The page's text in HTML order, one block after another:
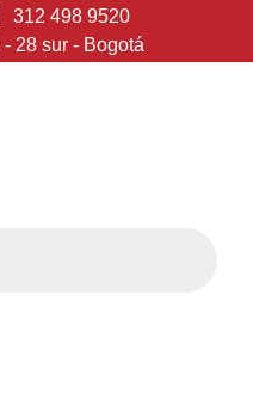
312 498 9520
28 sur - Bogotá